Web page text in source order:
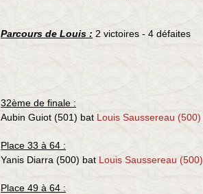
Parcours de Louis : 2 victoires - 4 défaites
32ème de finale :
Aubin Guiot (501) bat Louis Saussereau (500)
Place 33 à 64 :
Yanis Diarra (500) bat Louis Saussereau (500)
Place 49 à 64 :